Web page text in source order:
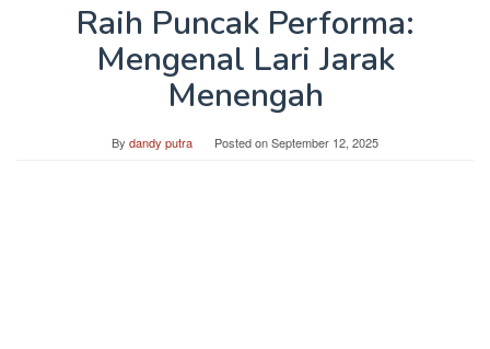
Raih Puncak Performa:
Mengenal Lari Jarak
Menengah
By dandy putra Posted onSeptember 12, 2025